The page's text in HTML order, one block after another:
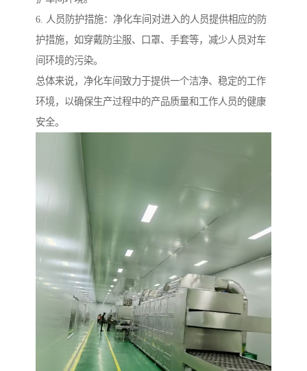
6. 人员防护措施：净化车间对进入的人员提供相应的防
护措施，如穿戴防尘服、口罩、手套等，减少人员对车
间环境的污染。
总体来说，净化车间致力于提供一个洁净、稳定的工作
环境，以确保生产过程中的产品质量和工作人员的健康
安全。